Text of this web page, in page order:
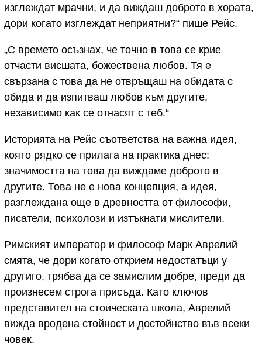
изглеждат мрачни, и да виждаш доброто в хората,
дори когато изглеждат неприятни?“ пише Рейс.
„С времето осъзнах, че точно в това се крие
отчасти висшата, божествена любов. Тя е
свързана с това да не отвръщаш на обидата с
обида и да изпитваш любов към другите,
независимо как се отнасят с теб.“
Историята на Рейс съответства на важна идея,
която рядко се прилага на практика днес:
значимостта на това да виждаме доброто в
другите. Това не е нова концепция, а идея,
разглеждана още в древността от философи,
писатели, психолози и изтъкнати мислители.
Римският император и философ Марк Аврелий
смята, че дори когато открием недостатъци у
другиго, трябва да се замислим добре, преди да
произнесем строга присъда. Като ключов
представител на стоическата школа, Аврелий
вижда вродена стойност и достойнство във всеки
човек.